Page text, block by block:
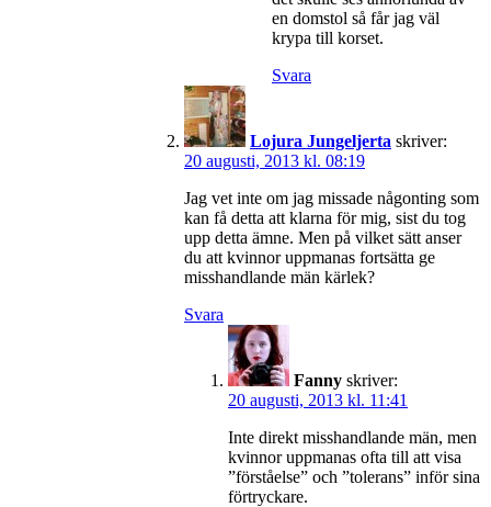
en domstol så får jag väl
krypa till korset.
Svara
Lojura Jungeljerta skriver:
20 augusti, 2013 kl. 08:19
Jag vet inte om jag missade någonting som
kan få detta att klarna för mig, sist du tog
upp detta ämne. Men på vilket sätt anser
du att kvinnor uppmanas fortsätta ge
misshandlande män kärlek?
Svara
Fanny skriver:
20 augusti, 2013 kl. 11:41
Inte direkt misshandlande män, men
kvinnor uppmanas ofta till att visa
”förståelse” och ”tolerans” inför sina
förtryckare.